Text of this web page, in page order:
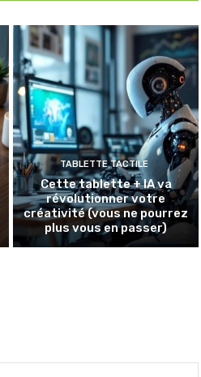
TABLETTE TACTILE
Cette tablette + IA va
révolutionner votre
créativité (vous ne pourrez
plus vous en passer)